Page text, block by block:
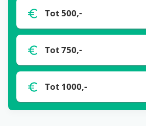
Tot 500,-
Tot 750,-
Tot 1000,-